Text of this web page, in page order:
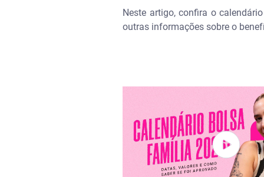
Vai ser antecipado o Bolsa
Qual o calendário de
Quem perde o Bolsa Família
Qual NIS recebe hoje?
Como consultar o
Neste artigo, confira o
outras informações sobre o